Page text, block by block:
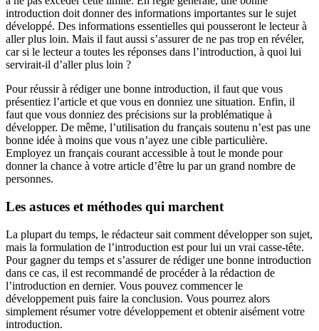
introduction doit donner des informations importantes sur le sujet
développé. Des informations essentielles qui pousseront le lecteur à
aller plus loin. Mais il faut aussi s’assurer de ne pas trop en révéler,
car si le lecteur a toutes les réponses dans l’introduction, à quoi lui
servirait-il d’aller plus loin ?
Pour réussir à rédiger une bonne introduction, il faut que vous
présentiez l’article et que vous en donniez une situation. Enfin, il
faut que vous donniez des précisions sur la problématique à
développer. De même, l’utilisation du français soutenu n’est pas une
bonne idée à moins que vous n’ayez une cible particulière.
Employez un français courant accessible à tout le monde pour
donner la chance à votre article d’être lu par un grand nombre de
personnes.
Les astuces et méthodes qui marchent
La plupart du temps, le rédacteur sait comment développer son sujet,
mais la formulation de l’introduction est pour lui un vrai casse-tête.
Pour gagner du temps et s’assurer de rédiger une bonne introduction
dans ce cas, il est recommandé de procéder à la rédaction de
l’introduction en dernier. Vous pouvez commencer le
développement puis faire la conclusion. Vous pourrez alors
simplement résumer votre développement et obtenir aisément votre
introduction.